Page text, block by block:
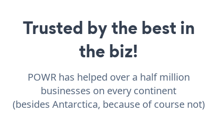
Trusted by the best in
the biz!
POWR has helped over a half million
businesses on every continent
(besides Antarctica, because of course not)